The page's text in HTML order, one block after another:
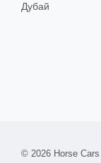
Дубай
© 2026 Horse